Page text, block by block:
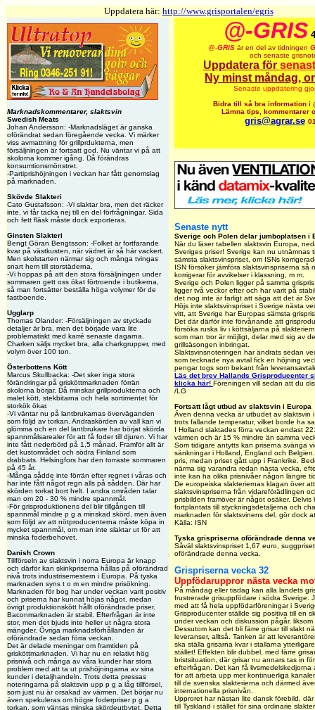
Uppdatera här: http://www.grisportalen/egris
Marknadskommentarer, slaktsvin
Swedish Meats
Johan Andersson: -Marknadsläget är ganska
oförändrat sedan föregående vecka. Vi märker
viss avmattning för grillprdukterna, men
försäljningen är fortsatt god. Nu väntar vi på att
skolorna kommer igång. Då förändras
konsumtionsmönstret.
-Partiprishöjningen i veckan har fått genomslag
på marknaden.
Skövde Slakteri
Cato Gustafsson: -Vi slaktar bra, men det räcker
inte, vi får tacka nej till en del förfrågningar. Sida
och fett fläsk måste dock exporteras.
Ginsten Slakteri
Bengt Göran Bengtsson: -Folket är fortfarande
kvar på västkusten, när vädret är så här vackert.
Men skolstarten närmar sig och många tvingas
snart hem till storstäderna.
-Vi hoppas på att den stora försäljningen under
sommaren gett oss ökat förtroende i butikerna,
så man fortsätter beställa höga volymer för de
fastboende.
Ugglarp
Thomas Olander: -Försäljningen av styckade
detaljer är bra, men det började vara lite
problematiskt med karré senaste dagarna.
Charken säljs mycket bra, alla charkgrupper, med
volym över 100 ton.
Österbottens Kött
Marcus Skullbacka: -Det sker inga stora
förändringar på grisköttmarknaden förrän
skolorna börjar. Då minskar grillprodukterna och
malet kött, stekbitarna och hela sortimentet för
storkök ökar.
-Vi väntar nu på lantbrukarnas överväganden
som följd av torkan. Andraskörden av vall kan vi
glömma och en del lantbrukare har börjat skörda
spannmålsarealer för att få foder till djuren. Vi har
inte fått nederbörd på 1,5 månad. Framför allt är
det kustområdet och södra Finland som
drabbats. Helsingfors har den torraste sommaren
på 45 år.
-Många sådde inte förrän efter regnet i våras och
har inte fått något regn alls på sådden. Där har
skörden torkat bort helt. I andra områden talar
man om 20 - 30 % mindre spannmål.
-För grisproduktionens del blir tillgången till
spannmål mindre p g a minskad skörd, men även
som följd av att nötproducenterna måste köpa in
mycket spannmål, om man inte slaktar ut för att
minska foderbehovet.
Danish Crown
Tillförseln av slaktsvin i norra Europa är knapp
och därför kan skinkpriserna hållas på oförändrad
nivå trots industrisemestern i Europa. På tyska
marknaden syns t o m en mindre prisökning.
Marknaden för bog har under veckan varit positiv
och priserna har kunnat höjas något, medan
övrigt produktionskött hållt oförändrade priser.
Baconmarknaden är stabil. Efterfrågan är inte
stor, men det bjuds inte heller ut några stora
mängder. Övriga marknadsförhållanden är
oförändrade sedan förra veckan.
Det är delade meningar om framtiden på
grisköttmarknaden. Vi har nu en relativt hög
prisnivå och många av våra kunder har stora
problem med att ta ut prishöjningarna av sina
kunder i detaljhandeln. Trots detta pressas
noteringarna på slaktsvin upp p g a låg tillförsel,
som just nu är orsakad av värmen. Det börjar nu
även spekuleras om högre foderpriser p g a
torkan, som väntas minska skördeutbytet. Detta
@-GRIS
@-GRIS är en del av tidningen
och senaste
Uppdatera för
Ny minst måndag,
Senaste uppdatering
Bidra till så bra information i
Lämna tips, kommentarer
gris@agrar.se
Senaste nytt
Sverige och Polen delar jumboplatsen i
När du läser tabellen slaktsvin Europa,
Sveriges priser! Sverige kan nu utnämnas
sämsta slaktsvinspriset, om ISNs
ISN försöker jämföra slaktsvinspriserna så
korrigerar för avvikelser i klassning, m m.
Sverige och Polen ligger på samma
ligger två veckor efter och har varit på
det nog inte är farligt att säga att det är
Höjs inte slaktsvinspriset i Sverige nästa
vitt, att Sverige har Europas sämsta
Det där därför inte förvånande att
försöka ruska liv i köttsäljarna på
som man tror är möjligt, delar med sig av
grillsäsongen inbringat.
Slaktsvinsnoteringen har ändrats sedan
som tecknade nya avtal fick en höjning
pengar togs som bekant från
Läs det brev Hallands Grisproducenter
klicka här! Föreningen vill sedan att du
/LG
Fortsatt lågt utbud av slaktsvin i Europa
Även denna vecka är utbudet av slaktsvin
trots fallande temperatur, vilket borde ha
I Holland slaktades förra veckan endast
värmen och är 15 % mindre än samma
Som tidigare antytts kan priserna svänga
sänkningar i Holland, England och
pris, medan priset gått upp i Frankrike.
närma sig varandra redan nästa vecka,
inte kan ha olika prisnivåer någon längre
De europeiska slakteriernas klagan över
slaktsvinspriserna från vidareförädlingen
prisbilden framöver är något osäker.
fortplantats till styckningsdetaljerna och
marknaden för slaktsvinens del, gör dock
Källa: ISN
Tyska grispriserna oförändrade denna
Såväl slaktsvinspriset 1,67 euro,
oförändrade denna vecka.
Grispriserna vecka 32
Uppfödaruppror nästa vecka
På måndag eller tisdag kan alla landets
frustrerade grisuppfödare i södra Sverige.
med att få hela uppfödarföreningar i
Grisproducenter ställde sig positiva till en
under veckan och diskussion pågår,
Dessutom kan det bli färre grisar till slakt
leveranser, alltså. Tanken är att
ska ställa grisarna kvar i stallarna
stället! Effekten blir dubbel, med färre
bristsituation, där grisar nu annars tas in
efterfrågan. Det kan få
för att arbeta upp mer kontinuerliga
till de svenska slakterierna och därmed
internationella prisnivån.
Upproret har nästan lite dansk förebild,
till Tyskland i stället för sina ordinarie